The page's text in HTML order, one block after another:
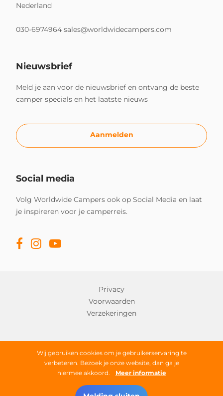
Wij gebruiken cookies om je gebruikerservaring te
verbeteren. Bezoek je onze website, dan ga je
hiermee akkoord.
Meer informatie
Nederland
030-6974964 sales@worldwidecampers.com
Nieuwsbrief
Meld je aan voor de nieuwsbrief en ontvang de beste
camper specials en het laatste nieuws
Aanmelden
Social media
Volg Worldwide Campers ook op Social Media en laat
je inspireren voor je camperreis.
Privacy
Voorwaarden
Verzekeringen
Copyright © 2026 Worldwide Campers
Alle rechten onder voorbehoud
zoek een camper